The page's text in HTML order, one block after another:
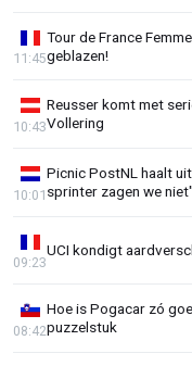
Tour de France
geblazen!
11:45
Reusser komt met
Vollering
10:43
Picnic PostNL haalt
sprinter zagen we niet"
10:01
UCI kondigt
09:23
Hoe is Pogacar zó
puzzelstuk
08:42